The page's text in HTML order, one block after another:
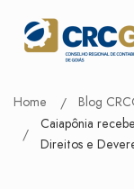
Home Blog
Caiapônia
Direitos e